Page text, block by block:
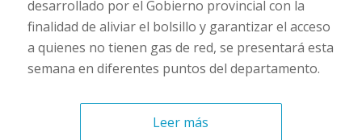
desarrollado por el Gobierno provincial con la
finalidad de aliviar el bolsillo y garantizar el acceso
a quienes no tienen gas de red, se presentará esta
semana en diferentes puntos del departamento.
Leer más